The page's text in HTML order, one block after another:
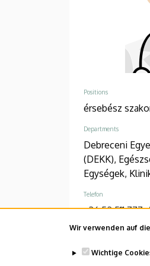
Wir verwenden auf
Wichtige
Positions
érsebész
Departments
Debreceni
(DEKK),
Egységek,
Telefon
+36 52 511 777 /
Adresse
4031